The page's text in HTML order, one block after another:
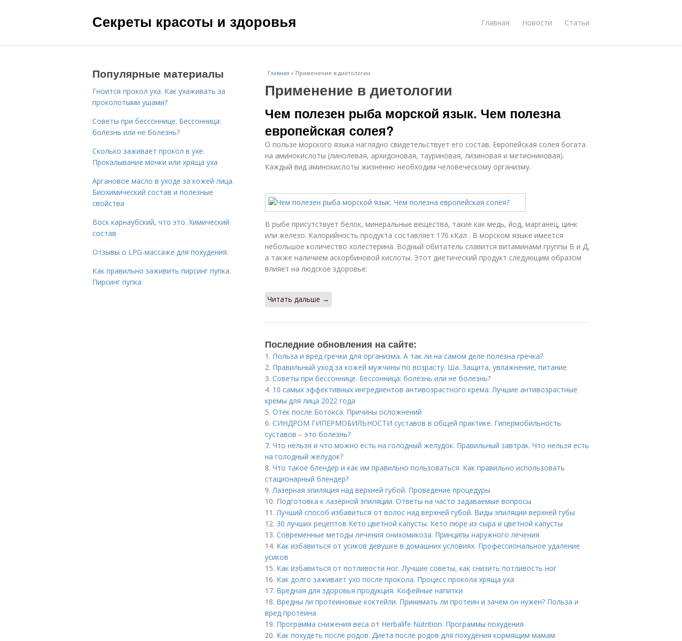
Секреты красоты и здоровья Главная Новости Статьи
Главная » Применение в диетологии
Применение в диетологии
Чем полезен рыба морской язык. Чем полезна
европейская солея?
О пользе морского языка наглядно свидетельствует его состав. Европейская солея богата
на аминокислоты (линолевая, архидоновая, тауриновая, лизиновая и метиониновая).
Каждый вид аминокислоты жизненно необходим человеческому организму.
В рыбе присутствует белок, минеральные вещества, такие как медь, йод, марганец, цинк
или железо. Калорийность продукта составляет 176 кКал . В морском языке имеется
небольшое количество холестерина. Водный обитатель славится витаминами группы В и Д,
а также наличием аскорбиновой кислоты. Этот диетический продукт следующим образом
влияет на людское здоровье:
Читать дальше →
Последние обновления на сайте:
1. Польза и вред гречки для организма. А так ли на самом деле полезна гречка?
2. Правильный уход за кожей мужчины по возрасту. Ша. Защита, увлажнение, питание
3. Советы при бессоннице. Бессонница: болезнь или не болезнь?
4. 10 самых эффективных ингредиентов антивозрастного крема. Лучшие антивозрастные
кремы для лица 2022 года
5. Отек после Ботокса. Причины осложнений
6. СИНДРОМ ГИПЕРМОБИЛЬНОСТИ суставов в общей практике. Гипермобильность
суставов – это болезнь?
7. Что нельзя и что можно есть на голодный желудок. Правильный завтрак. Что нельзя есть
на голодный желудок?
8. Что такое блендер и как им правильно пользоваться. Как правильно использовать
стационарный блендер?
9.Лазерная эпиляция над верхней губой. Проведение процедуры
10. Подготовка к лазерной эпиляции. Ответы на часто задаваемые вопросы
11.Лучший способ избавиться от волос над верхней губой. Виды эпиляции верхней губы
12. 30 лучших рецептов Кето цветной капусты. Кето пюре из сыра и цветной капусты
13. Современные методы лечения онихомикоза. Принципы наружного лечения
14. Как избавиться от усиков девушке в домашних условиях. Профессиональное удаление
усиков
15. Как избавиться от потливости ног. Лучшие советы, как снизить потливость ног
16. Как долго заживает ухо после прокола. Процесс прокола хряща уха
17. Вредная для здоровья продукция. Кофейные напитки
18. Вредны ли протеиновые коктейли. Принимать ли протеин и зачем он нужен? Польза и
вред протеина
19. Программа снижения веса от Herbalife Nutrition. Программы похудения
20. Как похудеть после родов. Диета после родов для похудения кормящим мамам
Популярные материалы
Гноится прокол уха. Как ухаживать за
проколотыми ушами?
Советы при бессоннице. Бессонница:
болезнь или не болезнь?
Сколько заживает прокол в ухе.
Прокалывание мочки или хряща уха
Аргановое масло в уходе за кожей лица.
Биохимический состав и полезные
свойства
Воск карнаубский, что это. Химический
состав
Отзывы о LPG-массаже для похудения.
Как правильно заживить пирсинг пупка.
Пирсинг пупка